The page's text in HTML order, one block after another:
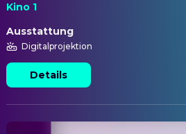
Kino 1
Ausstattung
Digitalprojektion
Details